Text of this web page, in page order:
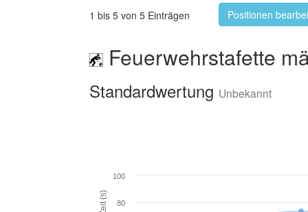
1 bis 5 von 5 Einträgen Positionen
Feuerwehrstafette
Standardwertung Unbekannt
Zeit (s) 80
100